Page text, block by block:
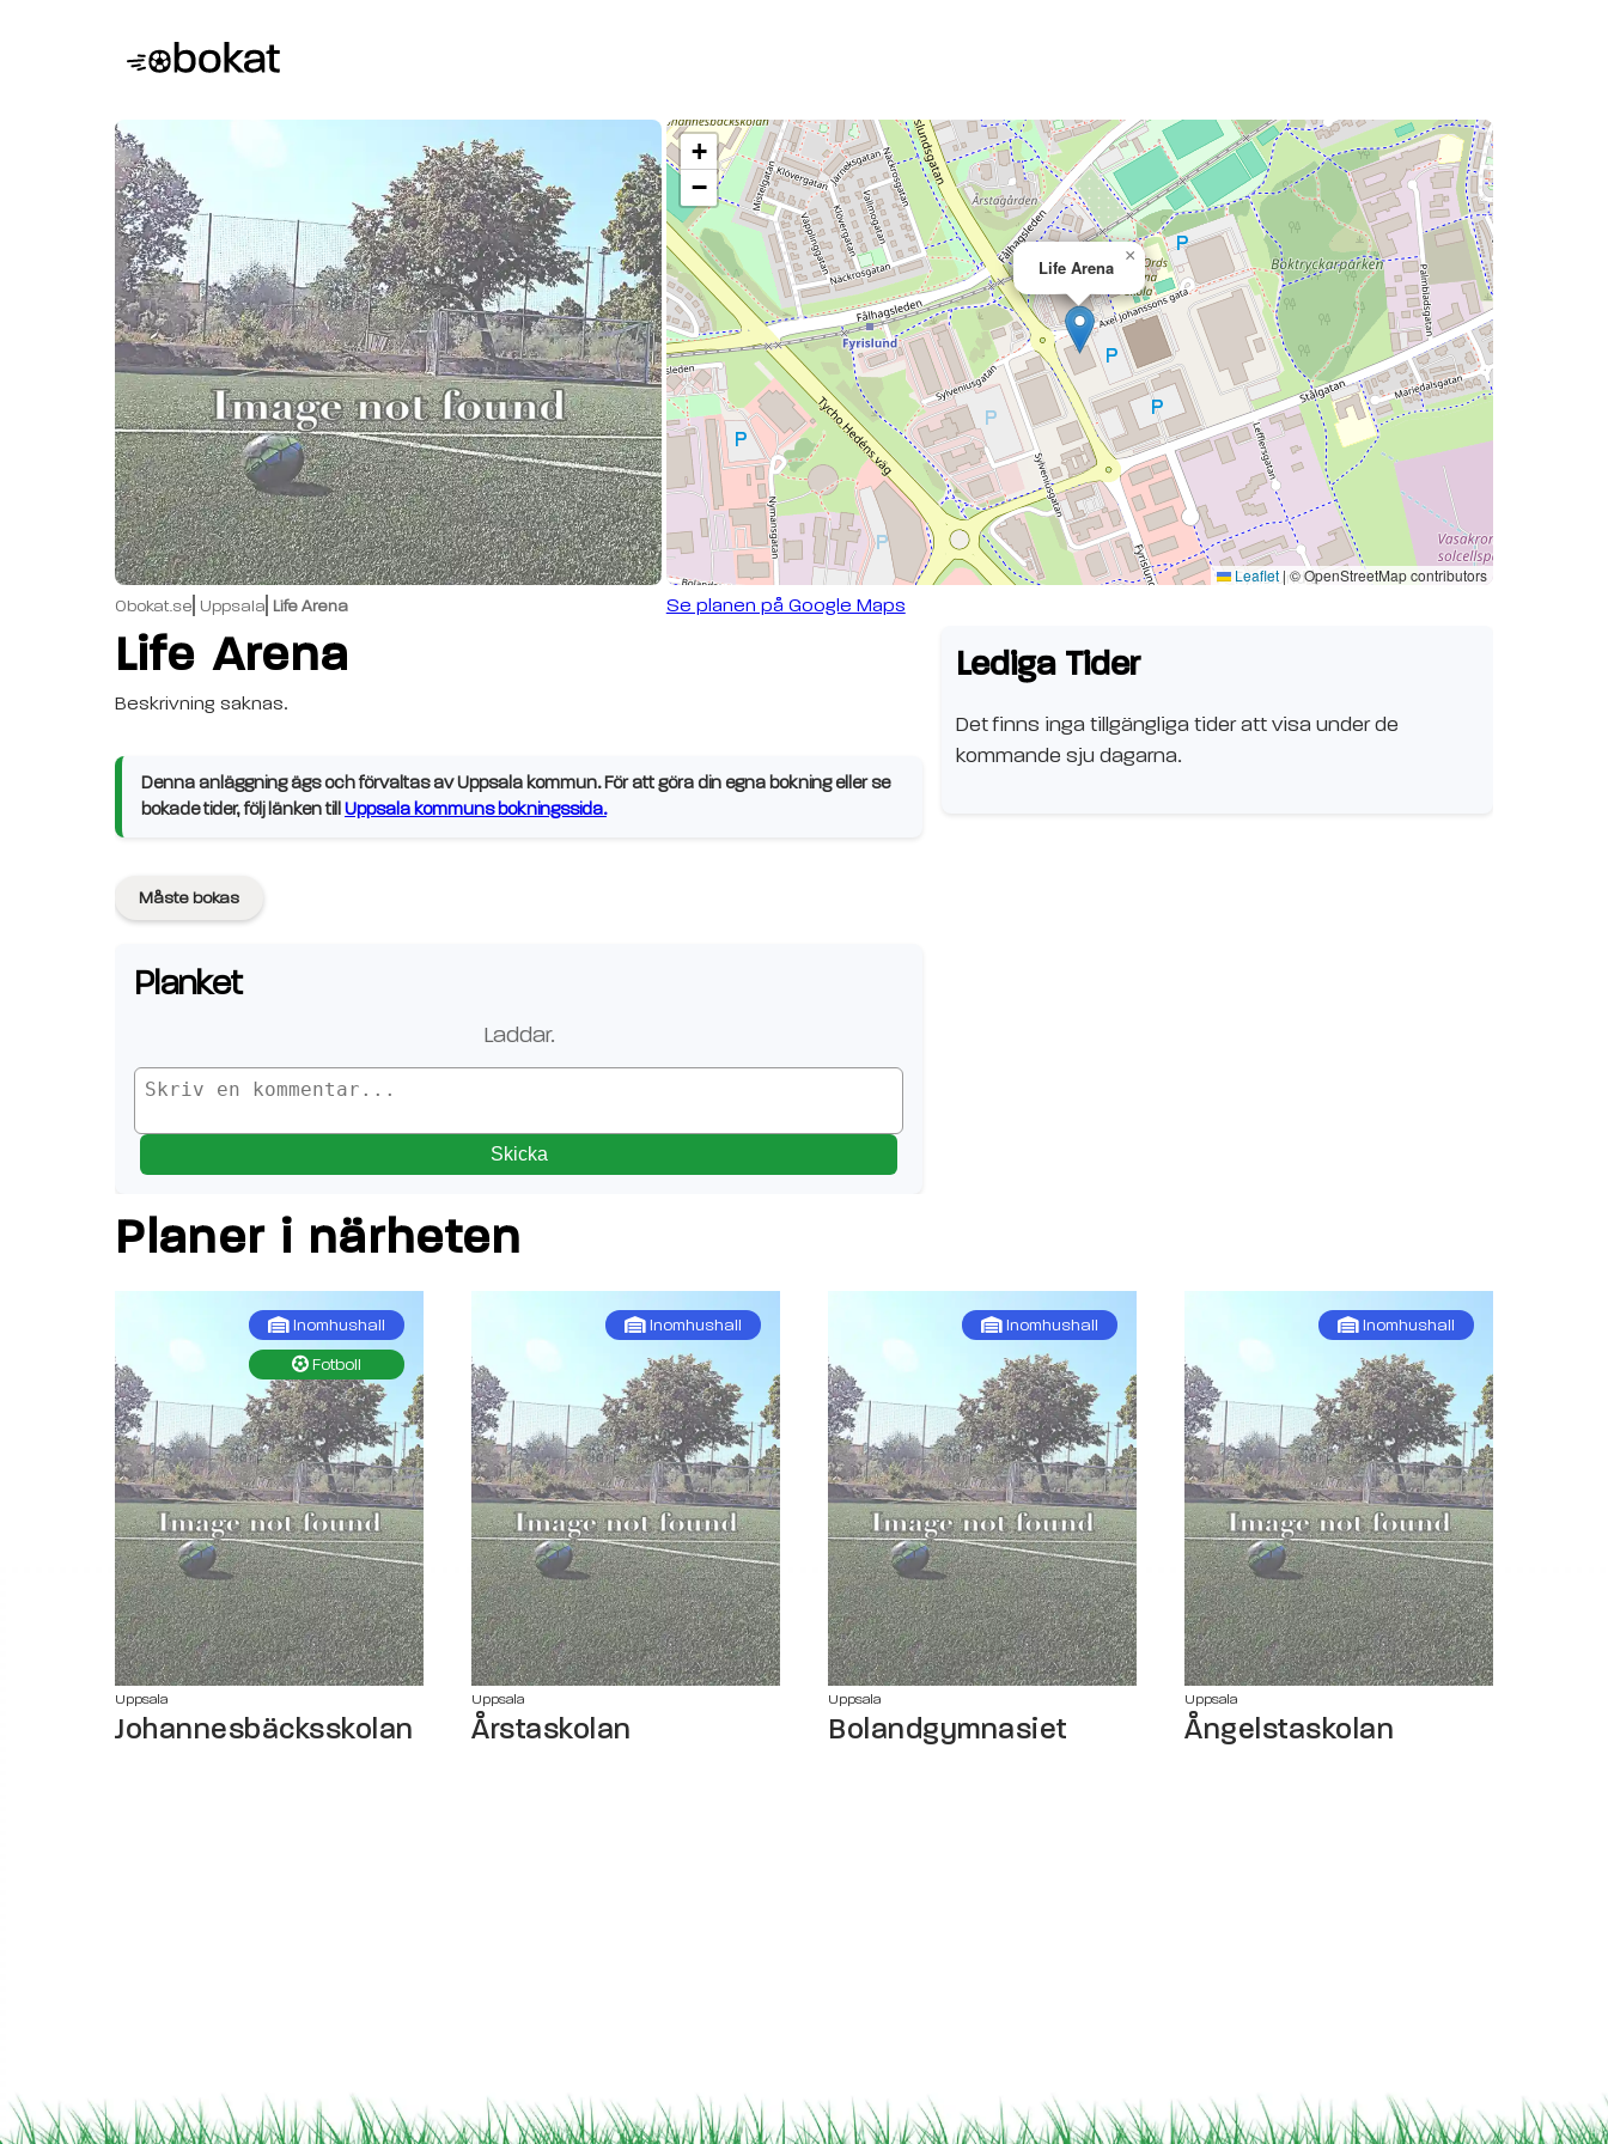
Life Arena
×
+
−
Leaflet|© OpenStreetMap contributors
Obokat.se Uppsala Life Arena Se planen på Google Maps
Life Arena
Beskrivning saknas.
Denna anläggning ägs och förvaltas av Uppsala kommun. För att göra din egna bokning eller se
bokade tider, följ länken till Uppsala kommuns bokningssida.
Lediga Tider
Det finns inga tillgängliga tider att visa under de
kommande sju dagarna.
Måste bokas
Planket
Laddar..
Skicka
Planer i närheten
Inomhushall
Fotboll
Uppsala
Johannesbäcksskolan
Inomhushall
Uppsala
Årstaskolan
Inomhushall
Uppsala
Bolandgymnasiet
Inomhushall
Uppsala
Ångelstaskolan